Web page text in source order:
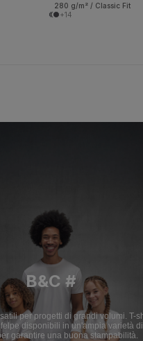
280 g/m² / Classic Fit
+14
B&C #
per progetti di grandi volumi. T-
disponibili in un'ampia varietà di
garantire una buona stampabilità.